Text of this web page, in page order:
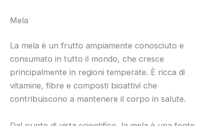
Mela
La mela è un frutto ampiamente conosciuto e
consumato in tutto il mondo, che cresce
principalmente in regioni temperate. È ricca di
vitamine, fibre e composti bioattivi che
contribuiscono a mantenere il corpo in salute.